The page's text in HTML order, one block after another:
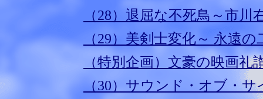
（28）退屈な不死鳥～市
（29）美剣士変化～ 永遠
（特別企画）文豪の映画
（30）サウンド・オブ・